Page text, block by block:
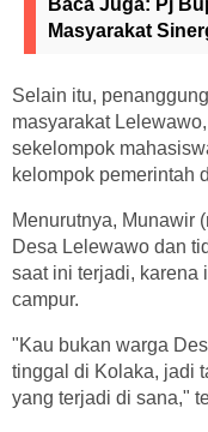
Baca Juga: Pj
Masyarakat
Selain itu,
masyarakat
sekelompok
kelompok pemerintah
Menurutnya, Munawir
Desa Lelewawo dan
saat ini terjadi, karena
campur.
"Kau bukan warga
tinggal di Kolaka, jadi
yang terjadi di sana,"